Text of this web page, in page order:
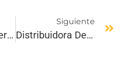
Empresa Comercializadora De Productos En Medellín
Siguiente
Distribuidora De Productos Para El Hogar, El Aliado Ideal Para Tu Empresa